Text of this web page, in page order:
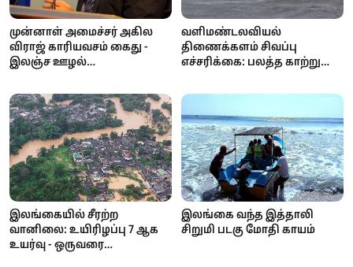
முன்னாள் அமைச்சர் அகில
விராஜ் காரியவசம் கைது -
இலஞ்ச ஊழல்
வாக்குமூலம் அளிக்க
வந்தபோது அதிரடி!
வளிமண்டலவியல்
திணைக்களம் சிவப்பு
எச்சரிக்கை: பலத்த காற்று
- மீனவர்களுக்கு முக்கிய
இலங்கையில் சீரற்ற
வானிலை: உயிரிழப்பு 7 ஆக
உயர்வு - ஒருவரை
இலங்கை வந்த இத்தாலி
சிறுமி படகு மோதி காயம்